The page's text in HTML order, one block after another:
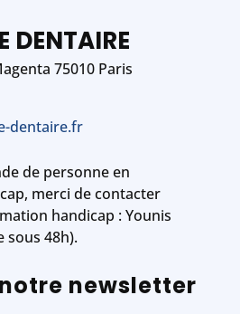
DENTAIRE
75010 Paris
dentaire.fr
de personne en
merci de contacter
handicap : Younis
sous 48h).
newsletter